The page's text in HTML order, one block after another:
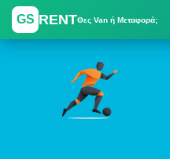
GS RENTΘες Van ή Μεταφορά;
Skip